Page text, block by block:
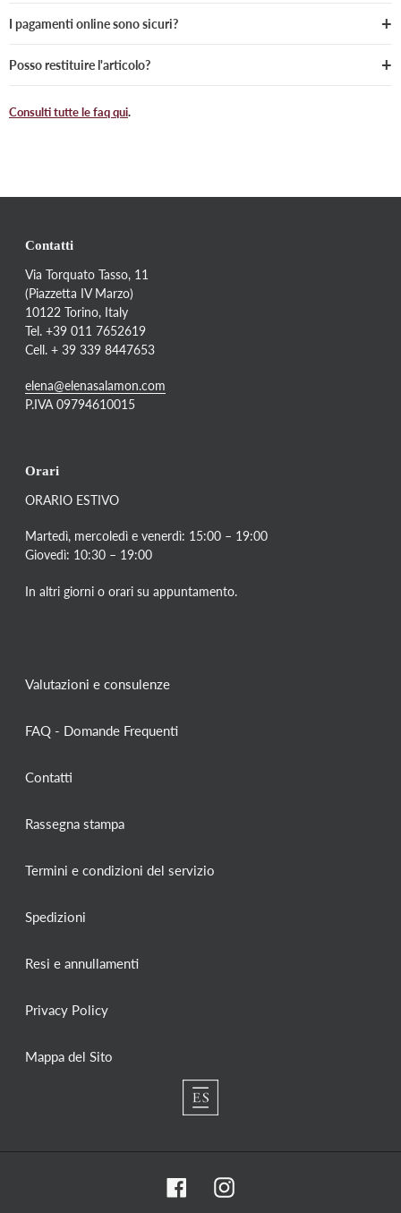
I pagamenti online sono sicuri?
Posso restituire l'articolo?
Consulti tutte le faq qui.
Contatti
Via Torquato Tasso, 11
(Piazzetta IV Marzo)
10122 Torino, Italy
Tel. +39 011 7652619
Cell. + 39 339 8447653
elena@elenasalamon.com
P.IVA 09794610015
Orari
ORARIO ESTIVO
Martedì, mercoledì e venerdì: 15:00 – 19:00
Giovedì: 10:30 – 19:00
In altri giorni o orari su appuntamento.
Valutazioni e consulenze
FAQ - Domande Frequenti
Contatti
Rassegna stampa
Termini e condizioni del servizio
Spedizioni
Resi e annullamenti
Privacy Policy
Mappa del Sito
FacebookInstagram